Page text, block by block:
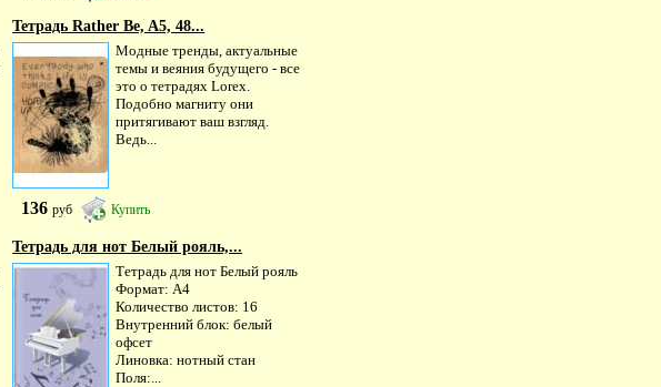
Тетрадь Rather Be, A5, 48...
Модные тренды, актуальные
темы и веяния будущего - все
это о тетрадях Lorex.
Подобно магниту они
притягивают ваш взгляд.
Ведь...
136руб Купить
Тетрадь для нот Белый рояль,...
Тетрадь для нот Белый рояль
Формат: А4
Количество листов: 16
Внутренний блок: белый
офсет
Линовка: нотный стан
Поля:...